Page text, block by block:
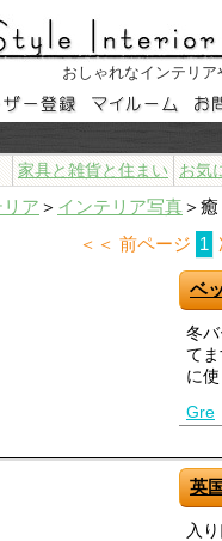
おしゃれなインテリ
家具と雑貨と住まい お気
ア ＞ インテリア写真＞
＜＜ 前ページ 1
ベ
冬
て
に使
Gre
英
入